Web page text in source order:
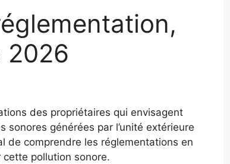
2026
des propriétaires qui envisagent
sonores générées par l’unité extérieure
de comprendre les réglementations en
pollution sonore.